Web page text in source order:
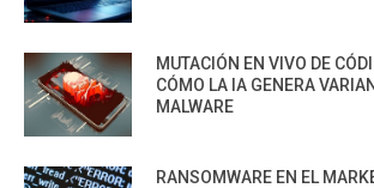
MUTACIÓN EN VIVO DE
CÓMO LA IA GENERA
MALWARE
RANSOMWARE EN EL